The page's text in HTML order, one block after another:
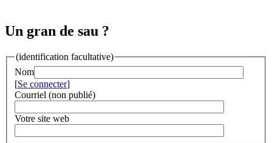
Un gran de sau ?
(identification facultative)
Nom
[Se connecter]
Courriel (non publié)
Votre site web